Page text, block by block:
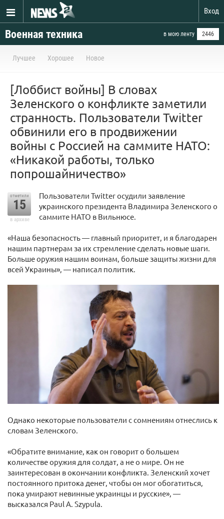
Вход
Военная техника в мою ленту 2446
Лучшее Хорошее Новое
[Лоббист войны] В словах
Зеленского о конфликте заметили
странность. Пользователи Twitter
обвинили его в продвижении
войны с Россией на саммите НАТО:
«Никакой работы, только
попрошайничество»
отметили
15
в архиве
Пользователи Twitter осудили заявление
украинского президента Владимира Зеленского о
саммите НАТО в Вильнюсе.
«Наша безопасность — главный приоритет, и я благодарен
нашим партнерам за их стремление сделать новые шаги.
Больше оружия нашим воинам, больше защиты жизни для
всей Украины», — написал политик.
Однако некоторые пользователи с сомнениям отнеслись к
словам Зеленского.
«Обратите внимание, как он говорит о большем
количестве оружия для солдат, а не о мире. Он не
заинтересован в окончании конфликта. Зеленский хочет
постоянного притока денег, чтобы он мог обогатиться,
пока умирают невинные украинцы и русские», —
высказался Paul A. Szypula.